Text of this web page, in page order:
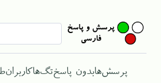
پرسش‌هابدون پاسختگ‌هاکاربران